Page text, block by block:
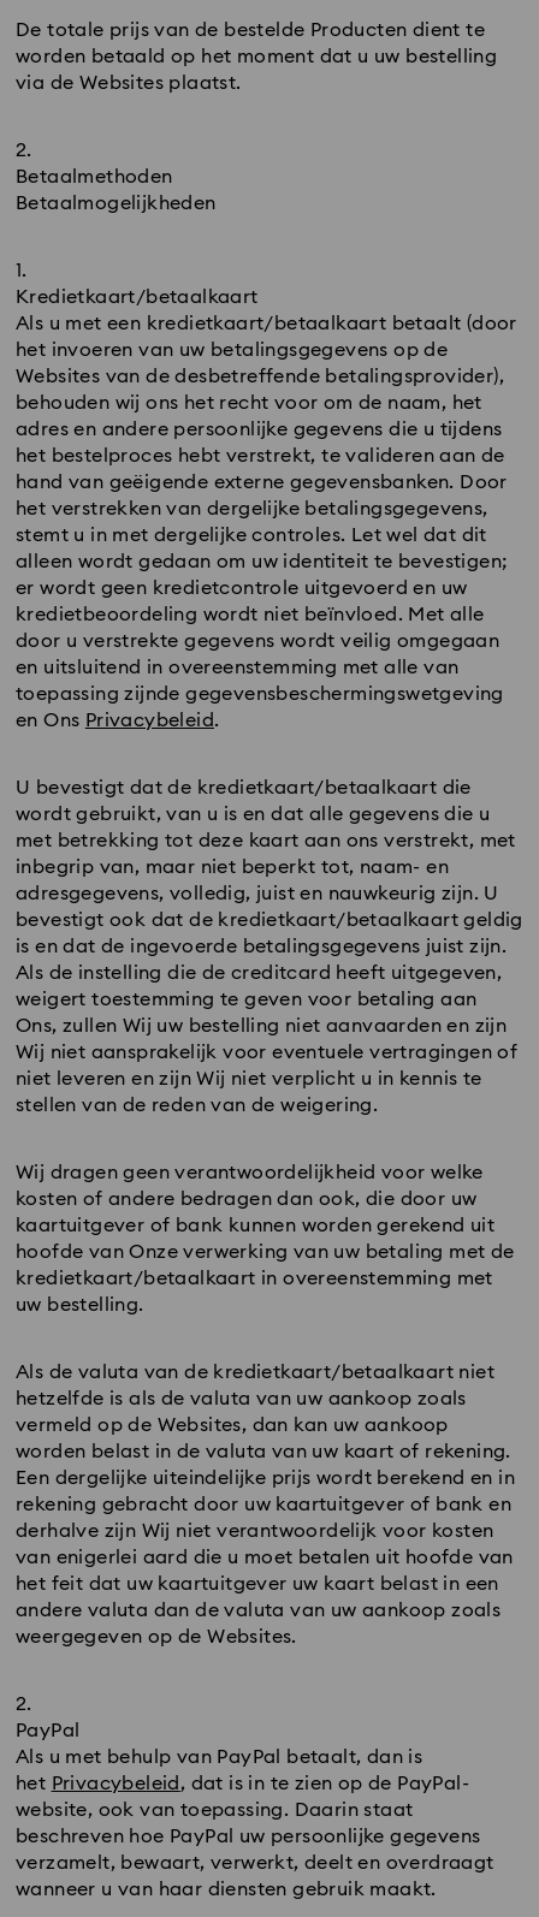
De totale prijs van de bestelde Producten dient te
worden betaald op het moment dat u uw bestelling
via de Websites plaatst.
Betaalmethoden
Betaalmogelijkheden
Kredietkaart/betaalkaart
Als u met een kredietkaart/betaalkaart betaalt (door
het invoeren van uw betalingsgegevens op de
Websites van de desbetreffende betalingsprovider),
behouden wij ons het recht voor om de naam, het
adres en andere persoonlijke gegevens die u tijdens
het bestelproces hebt verstrekt, te valideren aan de
hand van geëigende externe gegevensbanken. Door
het verstrekken van dergelijke betalingsgegevens,
stemt u in met dergelijke controles. Let wel dat dit
alleen wordt gedaan om uw identiteit te bevestigen;
er wordt geen kredietcontrole uitgevoerd en uw
kredietbeoordeling wordt niet beïnvloed. Met alle
door u verstrekte gegevens wordt veilig omgegaan
en uitsluitend in overeenstemming met alle van
toepassing zijnde gegevensbeschermingswetgeving
en Ons Privacybeleid.
U bevestigt dat de kredietkaart/betaalkaart die
wordt gebruikt, van u is en dat alle gegevens die u
met betrekking tot deze kaart aan ons verstrekt, met
inbegrip van, maar niet beperkt tot, naam- en
adresgegevens, volledig, juist en nauwkeurig zijn. U
bevestigt ook dat de kredietkaart/betaalkaart geldig
is en dat de ingevoerde betalingsgegevens juist zijn.
Als de instelling die de creditcard heeft uitgegeven,
weigert toestemming te geven voor betaling aan
Ons, zullen Wij uw bestelling niet aanvaarden en zijn
Wij niet aansprakelijk voor eventuele vertragingen of
niet leveren en zijn Wij niet verplicht u in kennis te
stellen van de reden van de weigering.
Wij dragen geen verantwoordelijkheid voor welke
kosten of andere bedragen dan ook, die door uw
kaartuitgever of bank kunnen worden gerekend uit
hoofde van Onze verwerking van uw betaling met de
kredietkaart/betaalkaart in overeenstemming met
uw bestelling.
Als de valuta van de kredietkaart/betaalkaart niet
hetzelfde is als de valuta van uw aankoop zoals
vermeld op de Websites, dan kan uw aankoop
worden belast in de valuta van uw kaart of rekening.
Een dergelijke uiteindelijke prijs wordt berekend en in
rekening gebracht door uw kaartuitgever of bank en
derhalve zijn Wij niet verantwoordelijk voor kosten
van enigerlei aard die u moet betalen uit hoofde van
het feit dat uw kaartuitgever uw kaart belast in een
andere valuta dan de valuta van uw aankoop zoals
weergegeven op de Websites.
PayPal
Als u met behulp van PayPal betaalt, dan is
het Privacybeleid , dat is in te zien op de PayPal-
website, ook van toepassing. Daarin staat
beschreven hoe PayPal uw persoonlijke gegevens
verzamelt, bewaart, verwerkt, deelt en overdraagt
wanneer u van haar diensten gebruik maakt.